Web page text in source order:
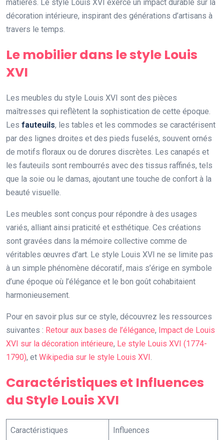
matières. Le style Louis XVI exerce un impact durable sur la
décoration intérieure, inspirant des générations d’artisans à
travers le temps.
Le mobilier dans le style Louis
XVI
Les meubles du style Louis XVI sont des pièces
maîtresses qui reflètent la sophistication de cette époque.
Les fauteuils, les tables et les commodes se caractérisent
par des lignes droites et des pieds fuselés, souvent ornés
de motifs floraux ou de dorures discrètes. Les canapés et
les fauteuils sont rembourrés avec des tissus raffinés, tels
que la soie ou le damas, ajoutant une touche de confort à la
beauté visuelle.
Les meubles sont conçus pour répondre à des usages
variés, alliant ainsi praticité et esthétique. Ces créations
sont gravées dans la mémoire collective comme de
véritables œuvres d’art. Le style Louis XVI ne se limite pas
à un simple phénomène décoratif, mais s’érige en symbole
d’une époque où l’élégance et le bon goût cohabitaient
harmonieusement.
Pour en savoir plus sur ce style, découvrez les ressources
suivantes : Retour aux bases de l’élégance, Impact de Louis
XVI sur la décoration intérieure, Le style Louis XVI (1774-
1790), et Wikipedia sur le style Louis XVI.
Caractéristiques et Influences
du Style Louis XVI
Caractéristiques Influences